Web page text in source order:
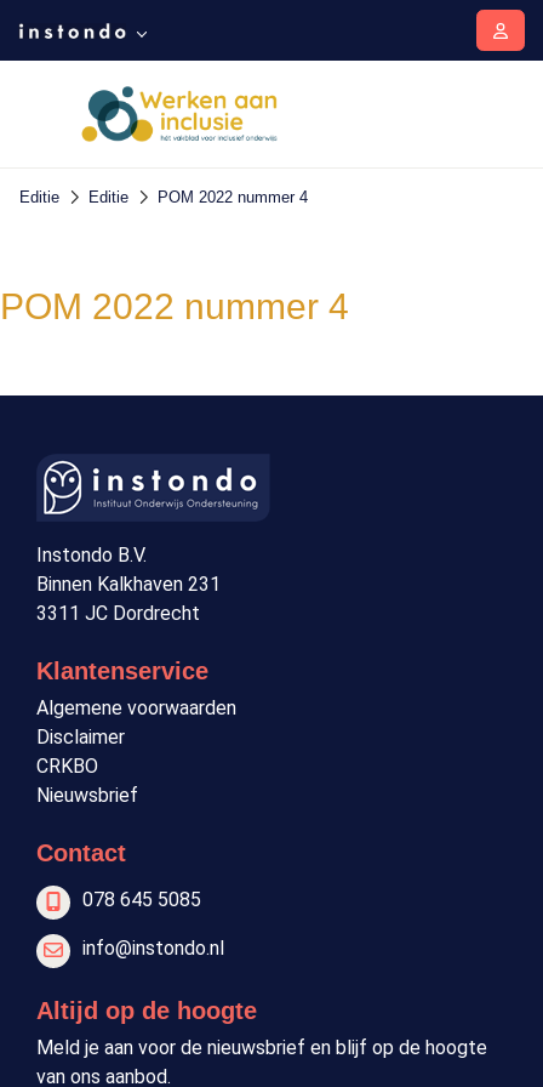
Editie Editie POM 2022 nummer 4
POM 2022 nummer 4
Instondo B.V.
Binnen Kalkhaven 231
3311 JC Dordrecht
Klantenservice
Algemene voorwaarden
Disclaimer
CRKBO
Nieuwsbrief
Contact
078 645 5085
info@instondo.nl
Altijd op de hoogte
Meld je aan voor de nieuwsbrief en blijf op de hoogte
van ons aanbod.